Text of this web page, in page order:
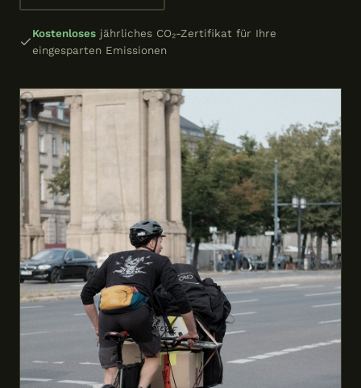
Kostenloses jährliches CO₂-Zertifikat für Ihre
eingesparten Emissionen